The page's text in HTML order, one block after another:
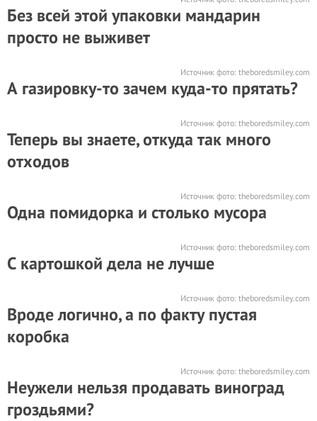
Без всей этой упаковки мандарин
просто не выживет
Источник фото: theboredsmiley.com
А газировку-то зачем куда-то прятать?
Источник фото: theboredsmiley.com
Теперь вы знаете, откуда так много
отходов
Источник фото: theboredsmiley.com
Одна помидорка и столько мусора
Источник фото: theboredsmiley.com
С картошкой дела не лучше
Источник фото: theboredsmiley.com
Вроде логично, а по факту пустая
коробка
Источник фото: theboredsmiley.com
Неужели нельзя продавать виноград
гроздьями?